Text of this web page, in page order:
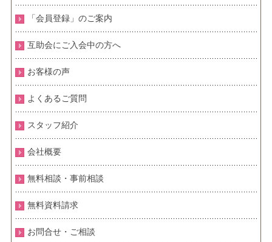
「会員登録」のご案内
互助会にご入会中の方へ
お客様の声
よくあるご質問
スタッフ紹介
会社概要
無料相談・事前相談
無料資料請求
お問合せ・ご相談